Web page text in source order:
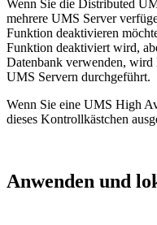
Wenn Sie die Distributed
mehrere UMS Server
Funktion deaktivieren
Funktion deaktiviert wird,
Datenbank verwenden, wird
UMS Servern durchgeführt.
Wenn Sie eine UMS High
dieses Kontrollkästchen
Anwenden und